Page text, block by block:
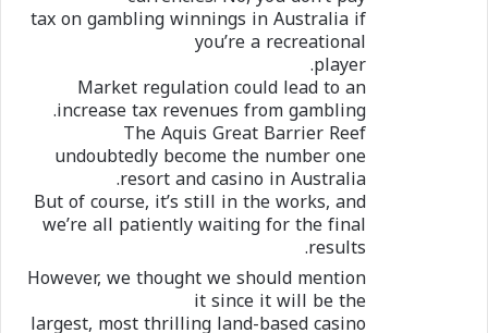
tax on gambling winnings in Australia if
you’re a recreational
player.
Market regulation could lead to an
increase tax revenues from gambling.
The Aquis Great Barrier Reef
undoubtedly become the number one
resort and casino in Australia.
But of course, it’s still in the works, and
we’re all patiently waiting for the final
results.
However, we thought we should mention
it since it will be the
largest, most thrilling land-based casino